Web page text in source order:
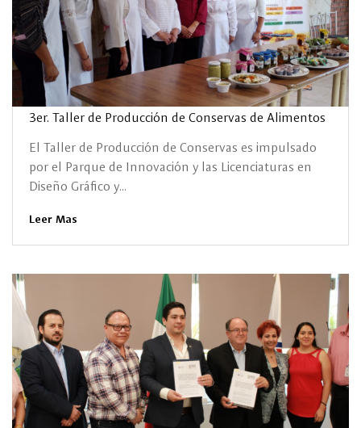
3er. Taller de Producción de Conservas de Alimentos
El Taller de Producción de Conservas es impulsado
por el Parque de Innovación y las Licenciaturas en
Diseño Gráfico y...
Leer Mas